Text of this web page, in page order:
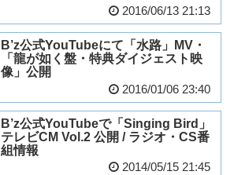
2016/06/13 21:13
B’z公式YouTubeにて「水路」MV・
「龍が如く盤・特典ダイジェスト映
像」公開
2016/01/06 23:40
B’z公式YouTubeで「Singing Bird」
テレビCM Vol.2 公開 / ラジオ・CS番
組情報
2014/05/15 21:45